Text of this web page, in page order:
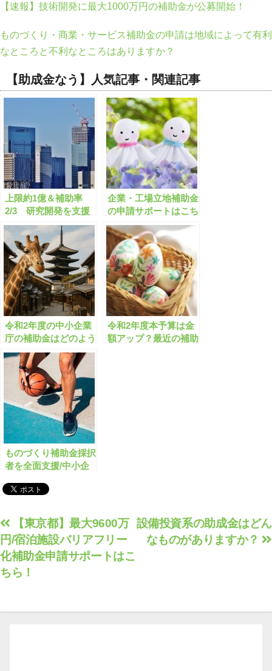
【速報】技術開発に最大1000万円の補助金が公募開始！
ものづくり・商業・サービス補助金の申請は地域によって有利
なところと不利なところはありますか？
【助成金なう】人気記事・関連記事
上限約1億＆補助率
2/3 研究開発を支援
する超大型補助金と
は？
企業・工場立地補助金
の申請サポートはこち
ら！神奈川/埼玉/愛知/
京都/福岡/福島/広島な
ど
令和2年度の中小企業
庁の補助金はどのよう
なものがありますか？
令和2年度本予算は金
額アップ？最近の補助
ものづくり補助金採択
者を全面支援/中小企
(SBIR)とは？
投
稿
ナ
ビ
設備投資系の助成金はどん
なものがありますか？
【東京都】最大9600万
円/宿泊施設バリアフリー
化補助金申請サポートはこ
ちら！